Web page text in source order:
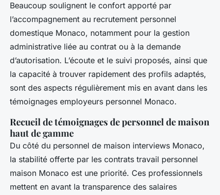
Beaucoup soulignent le confort apporté par
l’accompagnement au recrutement personnel
domestique Monaco, notamment pour la gestion
administrative liée au contrat ou à la demande
d’autorisation. L’écoute et le suivi proposés, ainsi que
la capacité à trouver rapidement des profils adaptés,
sont des aspects régulièrement mis en avant dans les
témoignages employeurs personnel Monaco.
Recueil de témoignages de personnel de maison
haut de gamme
Du côté du personnel de maison interviews Monaco,
la stabilité offerte par les contrats travail personnel
maison Monaco est une priorité. Ces professionnels
mettent en avant la transparence des salaires